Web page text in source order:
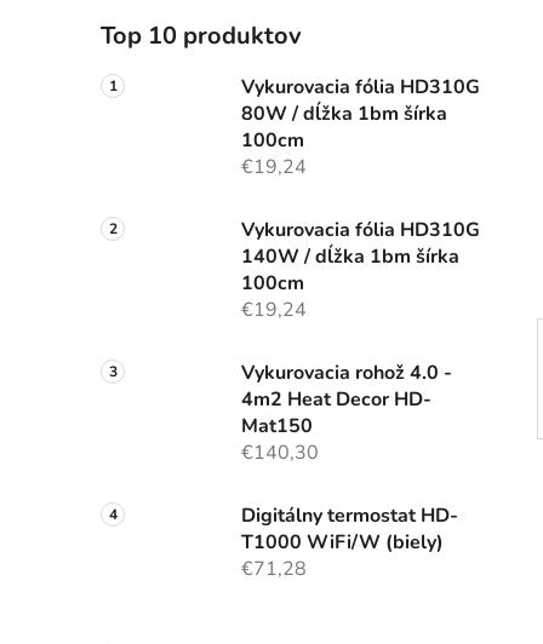
č
n
ý
e
l
e
ó
Top 10 produktov
Vykurovacia fólia HD310G
80W / dĺžka 1bm šírka
100cm
€19,24
Vykurovacia fólia HD310G
140W / dĺžka 1bm šírka
100cm
€19,24
Vykurovacia rohož 4.0 -
4m2 Heat Decor HD-
Mat150
€140,30
Digitálny termostat HD-
T1000 WiFi/W (biely)
€71,28